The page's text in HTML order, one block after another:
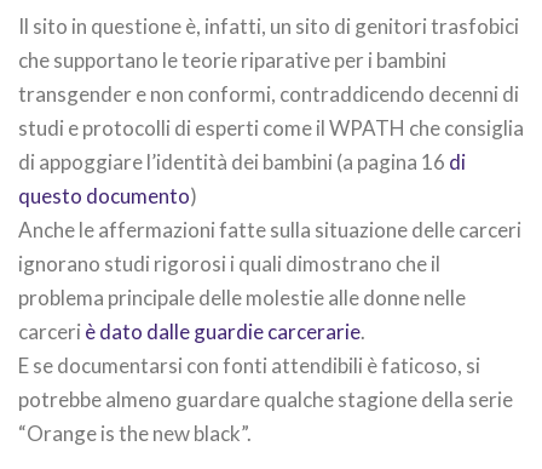
Il sito in questione è, infatti, un sito di genitori trasfobici
che supportano le teorie riparative per i bambini
transgender e non conformi, contraddicendo decenni di
studi e protocolli di esperti come il WPATH che consiglia
di appoggiare l’identità dei bambini (a pagina 16 di
questo documento)
Anche le affermazioni fatte sulla situazione delle carceri
ignorano studi rigorosi i quali dimostrano che il
problema principale delle molestie alle donne nelle
carceri è dato dalle guardie carcerarie.
E se documentarsi con fonti attendibili è faticoso, si
potrebbe almeno guardare qualche stagione della serie
“Orange is the new black”.